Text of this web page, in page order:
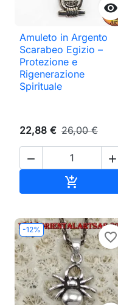

Amuleto in Argento
Scarabeo Egizio –
Protezione e
Rigenerazione
Spirituale
22,88 € 26,00 €
 

-12%
favorite_border